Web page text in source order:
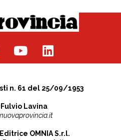
n. 61 del 25/09/1953
Fulvio Lavina
Editrice OMNIA S.r.l.